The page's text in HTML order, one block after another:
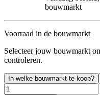
bouwmarkt
Voorraad in de bouwmarkt
Selecteer jouw bouwmarkt
controleren.
In welke bouwmarkt te koop?